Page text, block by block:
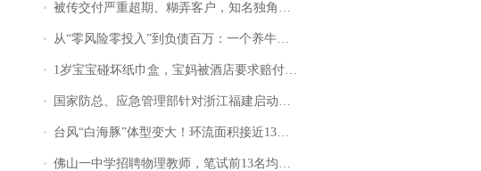
被传交付严重超期、糊弄客户，知名独角兽车企创始人回应：都没证据，将依法采取措施，“本人长期与美国交管局保持沟通，对方表示肯定”
从“零风险零投入”到负债百万：一个养牛项目崩盘后，谁该为农户的贷款买单丨红星调查
1岁宝宝碰坏纸巾盒，宝妈被酒店要求赔付924元！三亚一酒店回复：骨瓷定制！网友一查价格，吵翻了
国家防总、应急管理部针对浙江福建启动防汛防台风四级应急响应
台风“白海豚”体型变大！环流面积接近13个浙江那么大
佛山一中学招聘物理教师，笔试前13名均遭淘汰？教育局：已叫停招聘，成立调查组全面核查